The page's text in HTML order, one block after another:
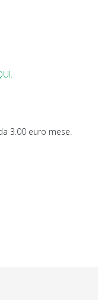
3.00 euro mese.